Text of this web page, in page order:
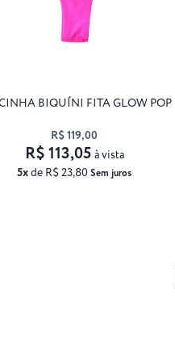
BIQUÍNI FITA GLOW POP
R$ 119,00
5xde R$ 23,80 Sem juros
R$ 113,05 à vista